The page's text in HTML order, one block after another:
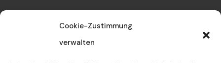
Cookie-Zustimmung
verwalten
info@dif-waghaeusel.de